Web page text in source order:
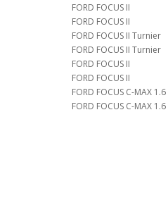
FORD FOCUS II
FORD FOCUS II
FORD FOCUS II Turnier
FORD FOCUS II Turnier
FORD FOCUS II
FORD FOCUS II
FORD FOCUS C-MAX
FORD FOCUS C-MAX